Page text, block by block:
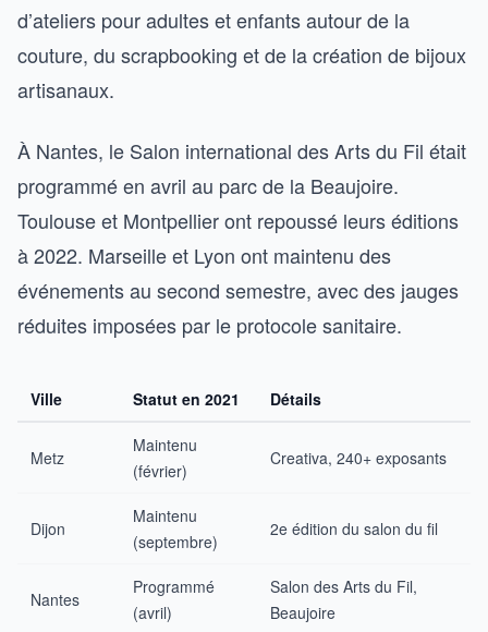
d’ateliers pour adultes et enfants autour de la
couture, du scrapbooking et de la création de bijoux
artisanaux.
À Nantes, le Salon international des Arts du Fil était
programmé en avril au parc de la Beaujoire.
Toulouse et Montpellier ont repoussé leurs éditions
à 2022. Marseille et Lyon ont maintenu des
événements au second semestre, avec des jauges
réduites imposées par le protocole sanitaire.
Ville Statut en 2021 Détails
Metz
Maintenu
(février)
Creativa, 240+ exposants
Dijon
Maintenu
(septembre)
2e édition du salon du fil
Nantes
Programmé
(avril)
Salon des Arts du Fil,
Beaujoire